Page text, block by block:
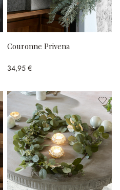
Couronne Privena
34,95 €